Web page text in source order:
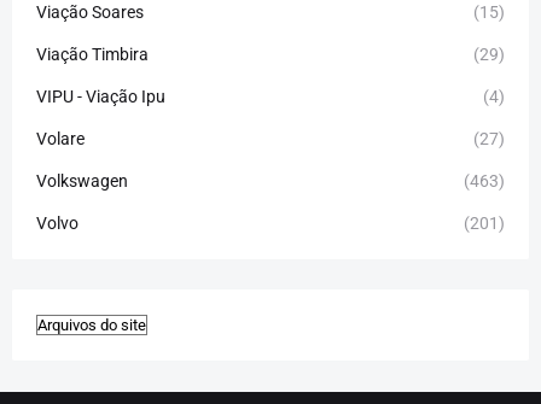
Viação Soares (15)
Viação Timbira (29)
VIPU - Viação Ipu (4)
Volare (27)
Volkswagen (463)
Volvo (201)